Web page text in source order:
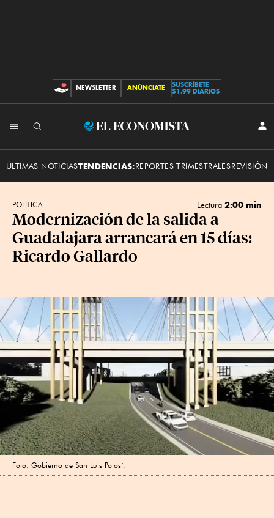
CONTRIBUCIONES
NEWSLETTER ANÚNCIATE
SUSCRÍBETE
$1.99 DIARIOS
El
ÚLTIMAS NOTICIASTENDENCIAS:REPORTES TRIMESTRALESREVISIÓN
POLÍTICA Lectura 2:00 min
Modernización de la salida a
Guadalajara arrancará en 15 días:
Ricardo Gallardo
Foto: Gobierno de San Luis Potosí.